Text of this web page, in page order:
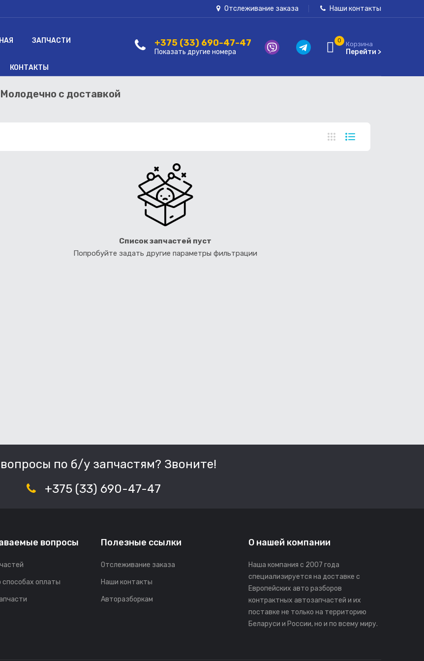
Отслеживание заказа Наши контакты
ЗАПЧАСТИ
КОНТАКТЫ
+375 (33) 690-47-47
Показать другие номера
0 Корзина
Перейти >
с доставкой
Список запчастей пуст
Попробуйте задать другие параметры фильтрации
по б/у запчастям? Звоните!
+375 (33) 690-47-47
вопросы
оплаты
Полезные ссылки
Отслеживание заказа
Наши контакты
Авторазборкам
О нашей компании
Наша компания с 2007 года
специализируется на доставке с
Европейских авто разборов
контрактных автозапчастей и их
поставке не только на территорию
Беларуси и России, но и по всему миру.